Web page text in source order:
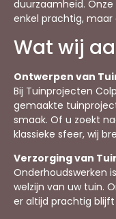
duurzaamheid.
enkel prachtig, maar
Wat wij
Ontwerpen van
Bij Tuinprojecten
gemaakte
smaak. Of u zoekt
klassieke sfeer, wij
Verzorging van
Onderhoudswerken
welzijn van uw tuin.
er altijd prachtig blijft